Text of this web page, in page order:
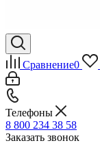
Сравнение0
Телефоны
8 800 234 38 58
Заказать звонок